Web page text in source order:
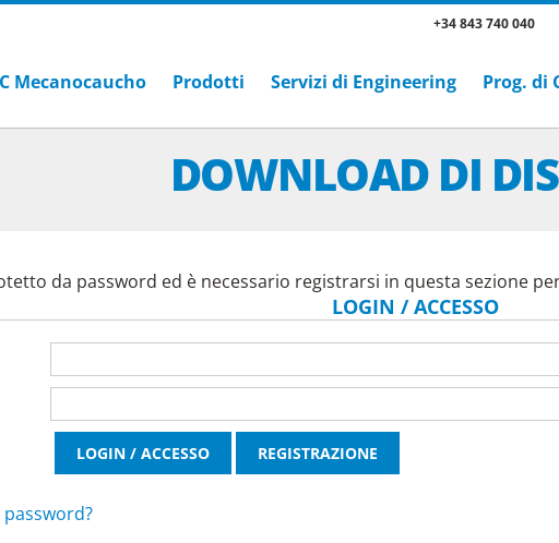
+34 843 740 040
Mecanocaucho Prodotti Servizi di Engineering Prog. di
DOWNLOAD DI
da password ed è necessario registrarsi in questa sezione
LOGIN / ACCESSO